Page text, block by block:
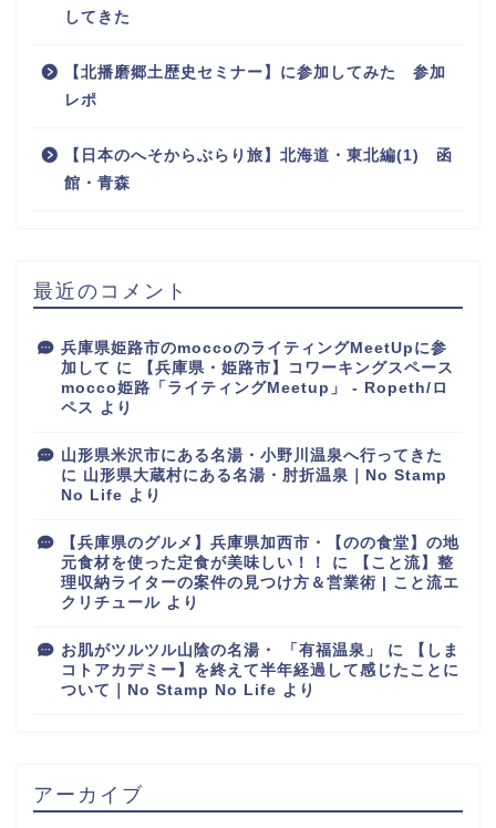
してきた
【北播磨郷土歴史セミナー】に参加してみた 参加
レポ
【日本のへそからぶらり旅】北海道・東北編(1) 函
館・青森
最近のコメント
兵庫県姫路市のmoccoのライティングMeetUpに参
加して に
【兵庫県・姫路市】コワーキングスペース
mocco姫路「ライティングMeetup」 - Ropeth/ロ
ペス より
山形県米沢市にある名湯・小野川温泉へ行ってきた
に 山形県大蔵村にある名湯・肘折温泉｜No Stamp
No Life より
【兵庫県のグルメ】兵庫県加西市・【のの食堂】の地
元食材を使った定食が美味しい！！
に
【こと流】整
理収納ライターの案件の見つけ方＆営業術 | こと流エ
クリチュール より
お肌がツルツル山陰の名湯・ 「有福温泉」 に
【しま
コトアカデミー】を終えて半年経過して感じたことに
ついて｜No Stamp No Life より
アーカイブ